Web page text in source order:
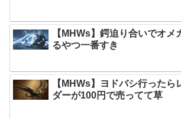
【MHWs】鍔迫り合いでオメ
るやつ一番すき
【MHWs】ヨドバシ行ったら
ダーが100円で売ってて草